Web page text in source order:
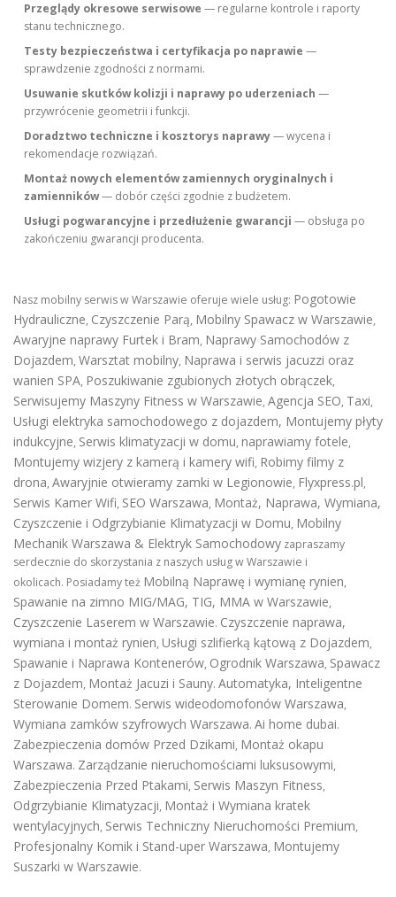
Przeglądy okresowe serwisowe — regularne kontrole i raporty
stanu technicznego.
Testy bezpieczeństwa i certyfikacja po naprawie —
sprawdzenie zgodności z normami.
Usuwanie skutków kolizji i naprawy po uderzeniach —
przywrócenie geometrii i funkcji.
Doradztwo techniczne i kosztorys naprawy— wycena i
rekomendacje rozwiązań.
Montaż nowych elementów zamiennych oryginalnych i
zamienników— dobór części zgodnie z budżetem.
Usługi pogwarancyjne i przedłużenie gwarancji — obsługa po
zakończeniu gwarancji producenta.
Nasz mobilny serwis w Warszawie oferuje wiele usług: Pogotowie
Hydrauliczne, Czyszczenie Parą, Mobilny Spawacz w Warszawie,
Awaryjne naprawy Furtek i Bram, Naprawy Samochodów z
Dojazdem, Warsztat mobilny, Naprawa i serwis jacuzzi oraz
wanien SPA, Poszukiwanie zgubionych złotych obrączek,
Serwisujemy Maszyny Fitness w Warszawie, Agencja SEO, Taxi,
Usługi elektryka samochodowego z dojazdem, Montujemy płyty
indukcyjne, Serwis klimatyzacji w domu, naprawiamy fotele,
Montujemy wizjery z kamerą i kamery wifi, Robimy filmy z
drona, Awaryjnie otwieramy zamki w Legionowie, Flyxpress.pl,
Serwis Kamer Wifi, SEO Warszawa, Montaż, Naprawa, Wymiana,
Czyszczenie i Odgrzybianie Klimatyzacji w Domu, Mobilny
Mechanik Warszawa & Elektryk Samochodowy zapraszamy
serdecznie do skorzystania z naszych usług w Warszawie i
okolicach. Posiadamy też Mobilną Naprawę i wymianę rynien,
Spawanie na zimno MIG/MAG, TIG, MMA w Warszawie,
Czyszczenie Laserem w Warszawie. Czyszczenie naprawa,
wymiana i montaż rynien, Usługi szlifierką kątową z Dojazdem,
Spawanie i Naprawa Kontenerów, Ogrodnik Warszawa, Spawacz
z Dojazdem, Montaż Jacuzi i Sauny. Automatyka, Inteligentne
Sterowanie Domem. Serwis wideodomofonów Warszawa,
Wymiana zamków szyfrowych Warszawa. Ai home dubai.
Zabezpieczenia domów Przed Dzikami, Montaż okapu
Warszawa. Zarządzanie nieruchomościami luksusowymi,
Zabezpieczenia Przed Ptakami, Serwis Maszyn Fitness,
Odgrzybianie Klimatyzacji, Montaż i Wymiana kratek
wentylacyjnych, Serwis Techniczny Nieruchomości Premium,
Profesjonalny Komik i Stand-uper Warszawa, Montujemy
Suszarki w Warszawie.